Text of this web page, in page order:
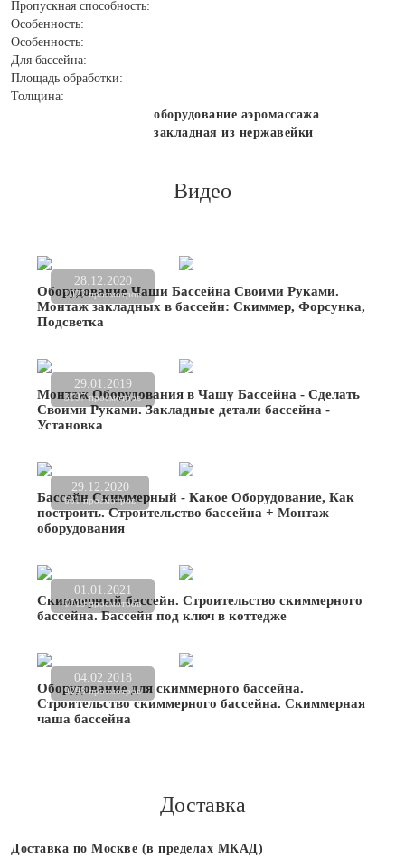
Пропускная способность:
Особенность:
Особенность:
Для бассейна:
Площадь обработки:
Толщина:
оборудование аэромассажа
закладная из нержавейки
Видео
28.12.2020
2022 просмотров
Оборудование Чаши Бассейна Своими Руками.
Монтаж закладных в бассейн: Скиммер, Форсунка,
Подсветка
29.01.2019
3197 просмотров
Монтаж Оборудования в Чашу Бассейна - Сделать
Своими Руками. Закладные детали бассейна -
Установка
29.12.2020
681 просмотров
Бассейн Скиммерный - Какое Оборудование, Как
построить. Строительство бассейна + Монтаж
оборудования
01.01.2021
1719 просмотров
Скиммерный бассейн. Строительство скиммерного
бассейна. Бассейн под ключ в коттедже
04.02.2018
9298 просмотров
Оборудование для скиммерного бассейна.
Строительство скиммерного бассейна. Скиммерная
чаша бассейна
Доставка
Доставка по Москве (в пределах МКАД)